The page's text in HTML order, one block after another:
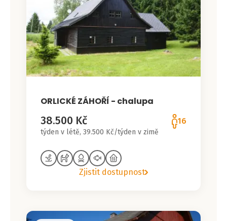
ORLICKÉ ZÁHOŘÍ - chalupa
38.500 Kč
týden v létě, 39.500 Kč/týden v zimě
16
Zjistit dostupnost